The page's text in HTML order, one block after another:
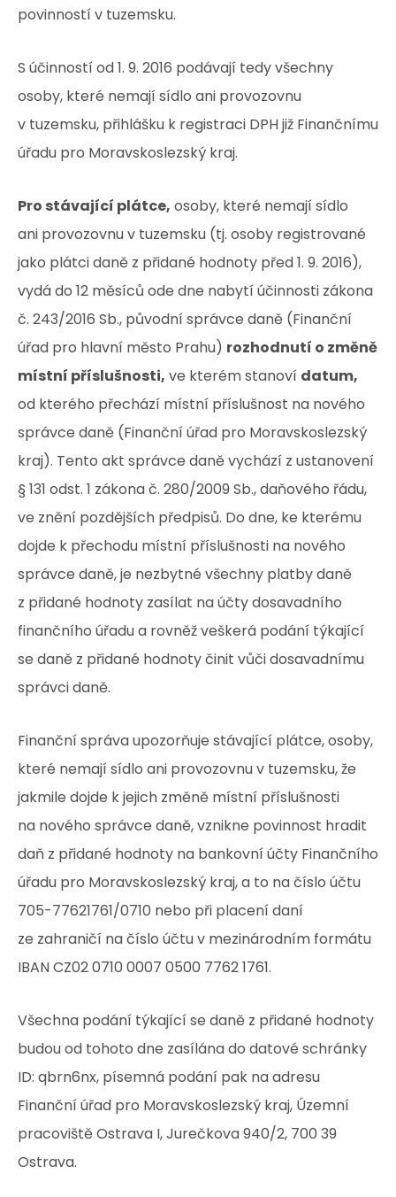
povinností v tuzemsku.
S účinností od 1. 9. 2016 podávají tedy všechny
osoby, které nemají sídlo ani provozovnu
v tuzemsku, přihlášku k registraci DPH již Finančnímu
úřadu pro Moravskoslezský kraj.
Pro stávající plátce, osoby, které nemají sídlo
ani provozovnu v tuzemsku (tj. osoby registrované
jako plátci daně z přidané hodnoty před 1. 9. 2016),
vydá do 12 měsíců ode dne nabytí účinnosti zákona
č. 243/2016 Sb., původní správce daně (Finanční
úřad pro hlavní město Prahu) rozhodnutí o změně
místní příslušnosti, ve kterém stanoví datum,
od kterého přechází místní příslušnost na nového
správce daně (Finanční úřad pro Moravskoslezský
kraj). Tento akt správce daně vychází z ustanovení
§ 131 odst. 1 zákona č. 280/2009 Sb., daňového řádu,
ve znění pozdějších předpisů. Do dne, ke kterému
dojde k přechodu místní příslušnosti na nového
správce daně, je nezbytné všechny platby daně
z přidané hodnoty zasílat na účty dosavadního
finančního úřadu a rovněž veškerá podání týkající
se daně z přidané hodnoty činit vůči dosavadnímu
správci daně.
Finanční správa upozorňuje stávající plátce, osoby,
které nemají sídlo ani provozovnu v tuzemsku, že
jakmile dojde k jejich změně místní příslušnosti
na nového správce daně, vznikne povinnost hradit
daň z přidané hodnoty na bankovní účty Finančního
úřadu pro Moravskoslezský kraj, a to na číslo účtu
705-77621761/0710 nebo při placení daní
ze zahraničí na číslo účtu v mezinárodním formátu
IBAN CZ02 0710 0007 0500 7762 1761.
Všechna podání týkající se daně z přidané hodnoty
budou od tohoto dne zasílána do datové schránky
ID: qbrn6nx, písemná podání pak na adresu
Finanční úřad pro Moravskoslezský kraj, Územní
pracoviště Ostrava I, Jurečkova 940/2, 700 39
Ostrava.